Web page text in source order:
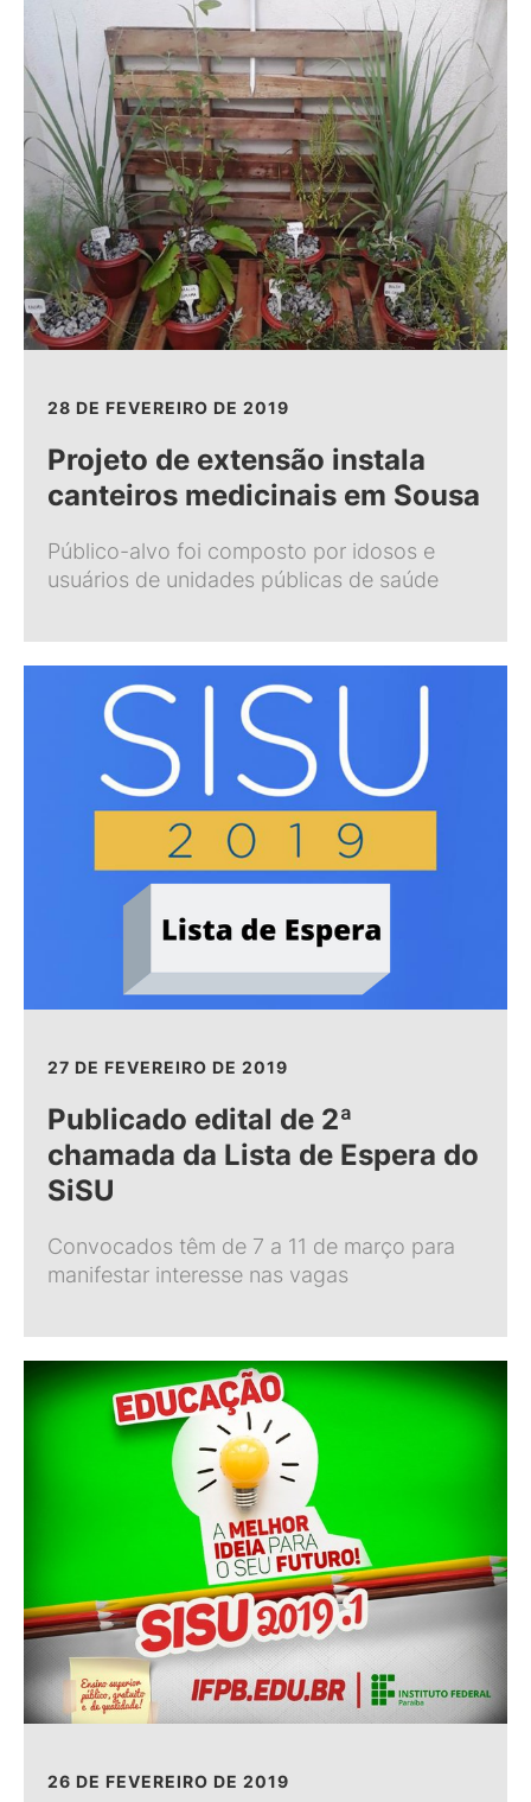
28 DE FEVEREIRO DE 2019
Projeto de extensão instala
canteiros medicinais em Sousa
Público-alvo foi composto por idosos e
usuários de unidades públicas de saúde
27 DE FEVEREIRO DE 2019
Publicado edital de 2ª
chamada da Lista de Espera do
SiSU
Convocados têm de 7 a 11 de março para
manifestar interesse nas vagas
26 DE FEVEREIRO DE 2019